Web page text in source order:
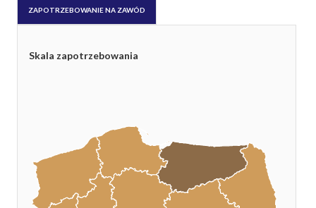
ZAPOTRZEBOWANIE NA ZAWÓD
Skala zapotrzebowania